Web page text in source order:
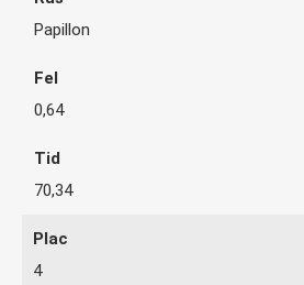
Papillon
0,64
70,34
4